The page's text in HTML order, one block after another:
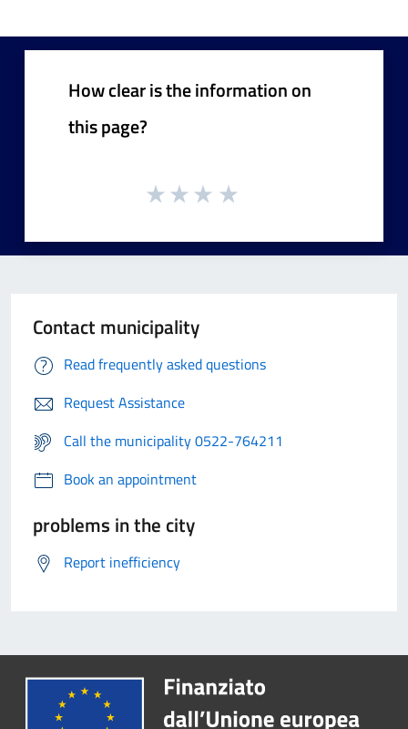
How clear is the information on
this page?
Contact municipality
Read frequently asked questions
Request Assistance
Call the municipality 0522-764211
Book an appointment
problems in the city
Report inefficiency